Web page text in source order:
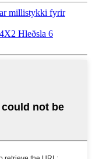
millistykki fyrir
Hleðsla 6